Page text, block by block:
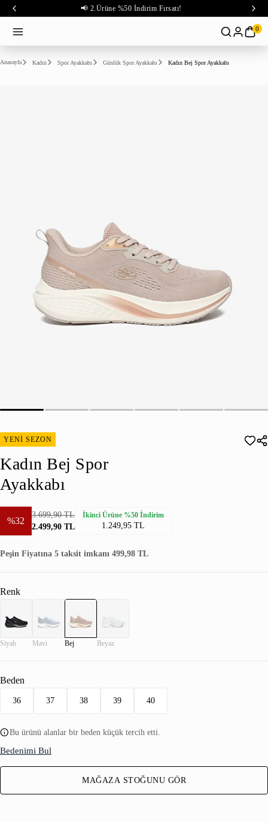
📢 2.Ürüne %50 İndirim Fırsatı!
0
Anasayfa Kadın Spor Ayakkabı Günlük Spor Ayakkabı Kadın Bej Spor Ayakkabı
YENİ SEZON
Kadın Bej Spor
Ayakkabı
%32
3.699,90 TL
2.499,90 TL
İkinci Ürüne %50 İndirim
1.249,95 TL
Peşin Fiyatına 5 taksit imkanı 499,98 TL
Renk
Siyah Mavi Bej Beyaz
Beden
36 37 38 39 40
Bu ürünü alanlar bir beden küçük tercih etti.
Bedenimi Bul
MAĞAZA STOĞUNU GÖR